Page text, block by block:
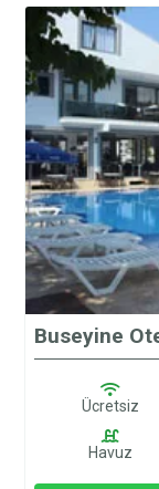
Buseyine
Ücretsiz
Havuz